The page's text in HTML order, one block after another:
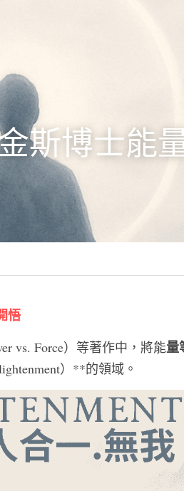
斯博士能
悟
vs. Force）等著作中，將能量
）**的領域。